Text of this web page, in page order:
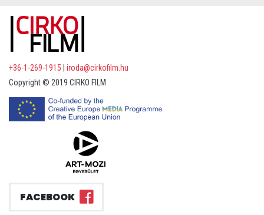
+36-1-269-1915
iroda@cirkofilm.hu
Copyright © 2019 CIRKO FILM
FACEBOOK